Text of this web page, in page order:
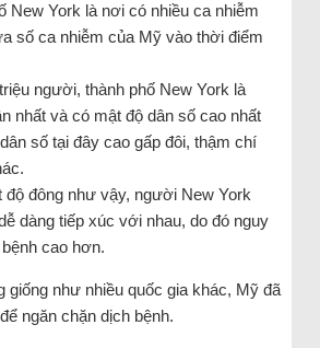
New York là nơi có nhiều ca nhiễm
số ca nhiễm của Mỹ vào thời điểm
người, thành phố New York là
nhất và có mật độ dân số cao nhất
số tại đây cao gấp đôi, thậm chí
đông như vậy, người New York
dàng tiếp xúc với nhau, do đó nguy
cao hơn.
giống như nhiều quốc gia khác, Mỹ đã
ngăn chặn dịch bệnh.